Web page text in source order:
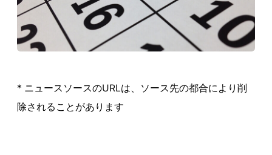
* ニュースソースのURLは、ソース先の都合により削
除されることがあります